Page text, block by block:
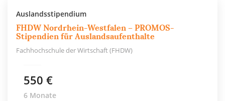
Auslandsstipendium
FHDW Nordrhein-Westfalen – PROMOS-
Stipendien für Auslandsaufenthalte
Fachhochschule der Wirtschaft (FHDW)
550 €
6 Monate